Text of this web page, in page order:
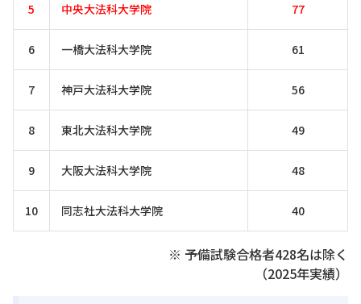
5 中央大法科大学院 77
6 一橋大法科大学院 61
7 神戸大法科大学院 56
8 東北大法科大学院 49
9 大阪大法科大学院 48
10 同志社大法科大学院 40
※ 予備試験合格者428名は除く
（2025年実績）